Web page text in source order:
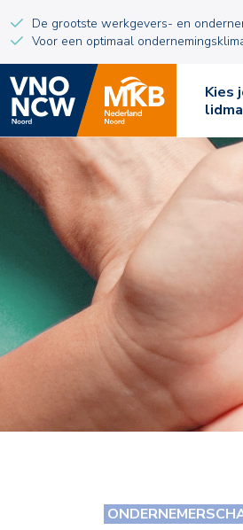
De grootste werkgevers- en
Voor een optimaal
Kies